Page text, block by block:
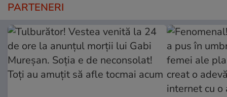
PARTENERI